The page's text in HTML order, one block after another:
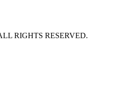
RIGHTS RESERVED.